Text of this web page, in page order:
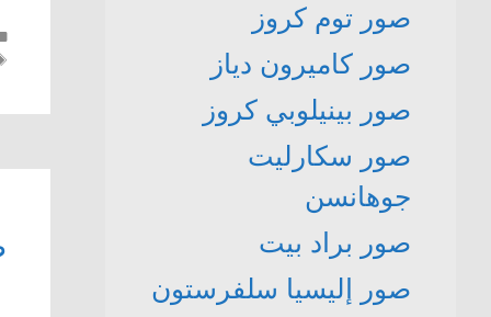
صور توم كروز
صور كاميرون دياز
صور بينيلوبي كروز
صور سكارليت
جوهانسن
صور براد بيت
صور إليسيا سلفرستون